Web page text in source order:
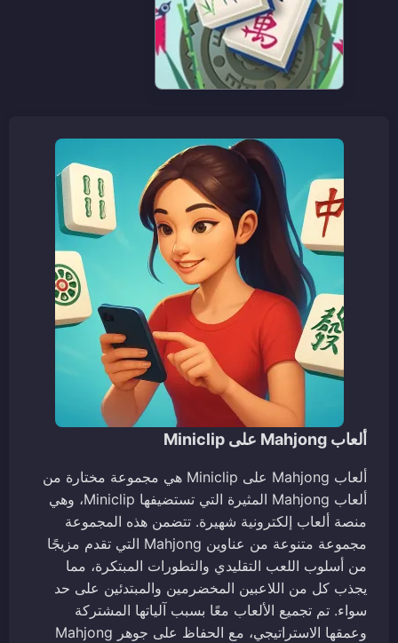
ألعاب Mahjong على Miniclip
ألعاب Mahjong على Miniclip هي مجموعة مختارة من
ألعاب Mahjong المثيرة التي تستضيفها Miniclip، وهي
منصة ألعاب إلكترونية شهيرة. تتضمن هذه المجموعة
مجموعة متنوعة من عناوين Mahjong التي تقدم مزيجًا
من أسلوب اللعب التقليدي والتطورات المبتكرة، مما
يجذب كل من اللاعبين المخضرمين والمبتدئين على حد
سواء. تم تجميع الألعاب معًا بسبب آلياتها المشتركة
وعمقها الاستراتيجي، مع الحفاظ على جوهر Mahjong